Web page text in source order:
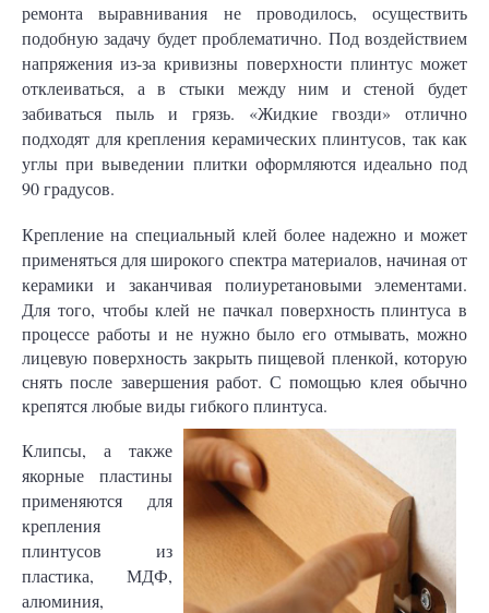
ремонта выравнивания не проводилось, осуществить
подобную задачу будет проблематично. Под воздействием
напряжения из-за кривизны поверхности плинтус может
отклеиваться, а в стыки между ним и стеной будет
забиваться пыль и грязь. «Жидкие гвозди» отлично
подходят для крепления керамических плинтусов, так как
углы при выведении плитки оформляются идеально под
90 градусов.
Крепление на специальный клей более надежно и может
применяться для широкого спектра материалов, начиная от
керамики и заканчивая полиуретановыми элементами.
Для того, чтобы клей не пачкал поверхность плинтуса в
процессе работы и не нужно было его отмывать, можно
лицевую поверхность закрыть пищевой пленкой, которую
снять после завершения работ. С помощью клея обычно
крепятся любые виды гибкого плинтуса.
Клипсы, а также
якорные пластины
применяются для
крепления
плинтусов из
пластика, МДФ,
алюминия,